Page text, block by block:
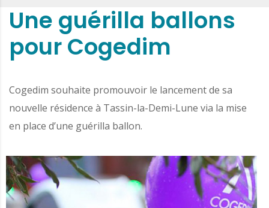
Une guérilla ballons
pour Cogedim
Cogedim souhaite promouvoir le lancement de sa
nouvelle résidence à Tassin-la-Demi-Lune via la mise
en place d’une guérilla ballon.